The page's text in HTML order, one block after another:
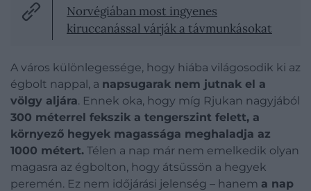
Norvégiában most ingyenes
kiruccanással várják a távmunkásokat
A város különlegessége, hogy hiába világosodik ki az
égbolt nappal, a napsugarak nem jutnak el a
völgy aljára. Ennek oka, hogy míg Rjukan nagyjából
300 méterrel fekszik a tengerszint felett, a
környező hegyek magassága meghaladja az
1000 métert. Télen a nap már nem emelkedik olyan
magasra az égbolton, hogy átsüssön a hegyek
peremén. Ez nem időjárási jelenség – hanem a nap